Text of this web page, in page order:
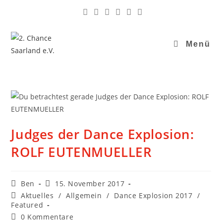
Menü
Judges der Dance Explosion:
ROLF EUTENMUELLER
Ben
15. November 2017
Aktuelles / Allgemein / Dance Explosion 2017 /
Featured
0 Kommentare